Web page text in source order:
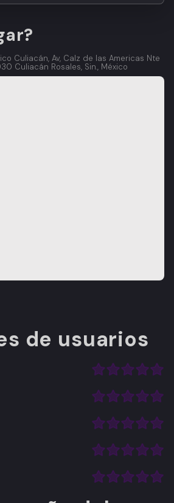
Culiacán, Av, Calz de las Americas Nte
Culiacán Rosales, Sin., México
de usuarios